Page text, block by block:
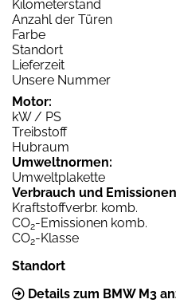
Kilometerstand
Anzahl der Türen
Farbe
Standort
Lieferzeit
Unsere Nummer
Motor:
kW / PS
Treibstoff
Hubraum
Umweltnormen:
Umweltplakette
Verbrauch und
Kraftstoffverbr. komb.
CO2-Emissionen komb.
CO2-Klasse
Standort
Details zum BMW M3